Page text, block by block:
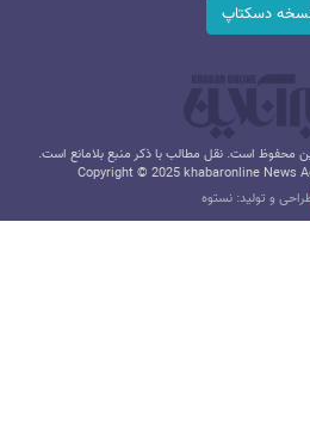
دسکتاپ
محفوظ است. نقل مطالب با ذکر منبع بلامانع است.
Copyright © 2025 khabaronline News
و تولید: نستوه